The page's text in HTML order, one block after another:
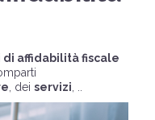
affidabilità fiscale
, dei servizi